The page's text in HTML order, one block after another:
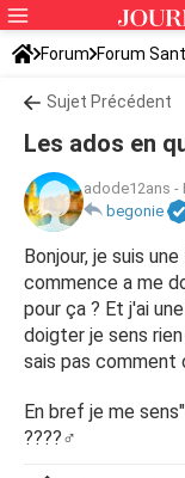
Forum Forum
Sujet Précédent
Les ados en
adode12ans -
begonie
Bonjour, je suis
commence a me
pour ça ? Et j'ai
doigter je sens rien
sais pas comment
En bref je me
????‍♂️